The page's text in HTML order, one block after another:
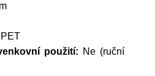
použití: Ne (ruční